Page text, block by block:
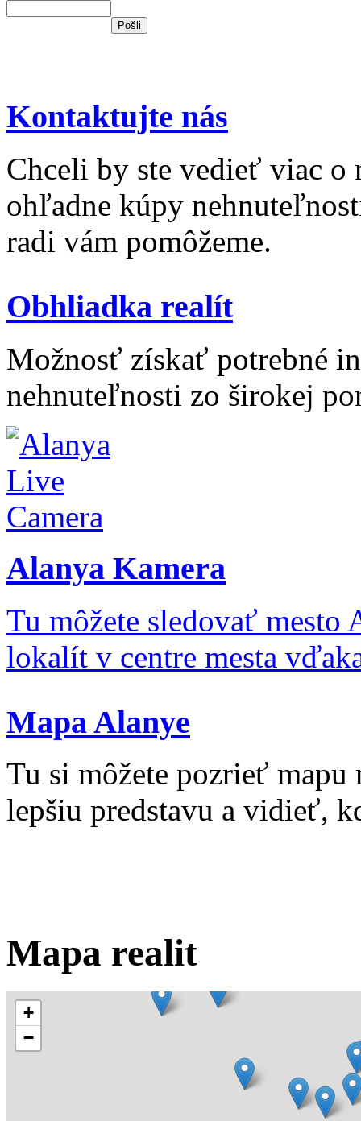
Kontaktujte nás
Chceli by ste vedieť viac o
ohľadne kúpy
radi vám pomôžeme.
Obhliadka realít
Možnosť získať potrebné
nehnuteľnosti zo širokej
Alanya Kamera
Tu môžete sledovať mesto
lokalít v centre mesta
Mapa Alanye
Tu si môžete pozrieť
lepšiu predstavu a vidieť,
Mapa realit
+
−